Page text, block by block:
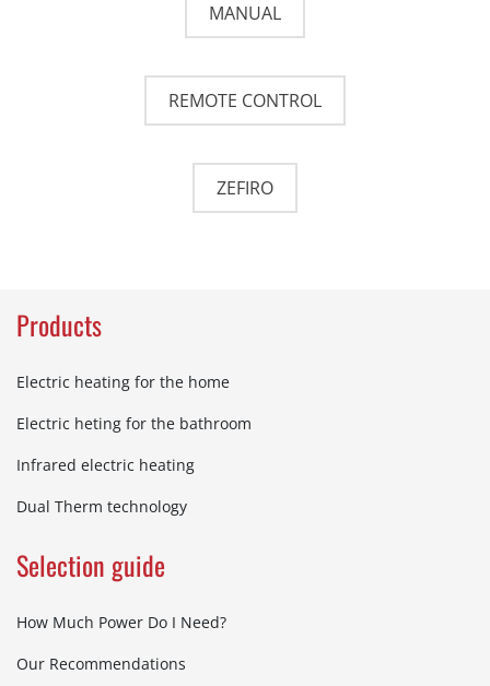
MANUAL
REMOTE CONTROL
ZEFIRO
Products
Electric heating for the home
Electric heting for the bathroom
Infrared electric heating
Dual Therm technology
Selection guide
How Much Power Do I Need?
Our Recommendations